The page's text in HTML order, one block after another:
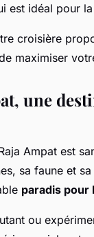
est idéal pour
croisière
maximiser
une
Ampat est
sa faune et
paradis pour
ou